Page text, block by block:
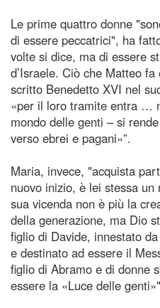
Le prime quattro donne
di essere peccatrici", ha
volte si dice, ma di essere
d’Israele. Ciò che Matteo
scritto Benedetto XVI nel
«per il loro tramite entra …
mondo delle genti – si
verso ebrei e pagani»”.
Maria, invece, "acquista
nuovo inizio, è lei stessa
sua vicenda non è più la
della generazione, ma Dio
figlio di Davide, innestato
e destinato ad essere il
figlio di Abramo e di donne
essere la «Luce delle